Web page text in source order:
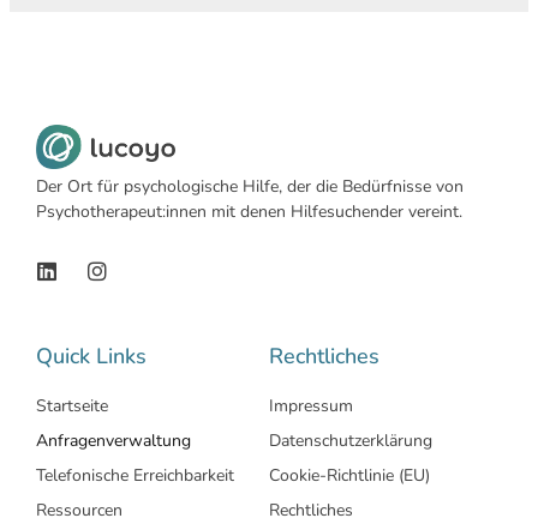
Der Ort für psychologische Hilfe, der die Bedürfnisse von
Psychotherapeut:innen mit denen Hilfesuchender vereint.
Quick Links
Startseite
Anfragenverwaltung
Telefonische Erreichbarkeit
Ressourcen
Rechtliches
Impressum
Datenschutzerklärung
Cookie-Richtlinie (EU)
Rechtliches